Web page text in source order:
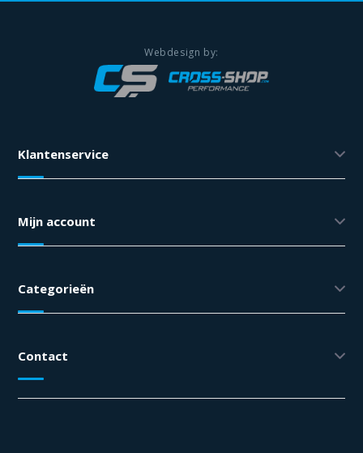
Klantenservice
Mijn account
Categorieën
Contact